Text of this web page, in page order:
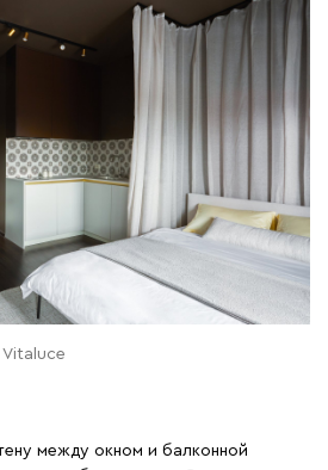
Vitaluce
между окном и балконной